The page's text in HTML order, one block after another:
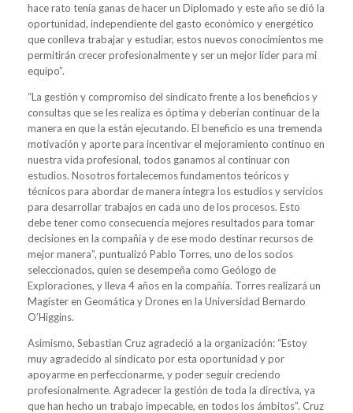
hace rato tenía ganas de hacer un Diplomado y este año se dió la
oportunidad, independiente del gasto económico y energético
que conlleva trabajar y estudiar, estos nuevos conocimientos me
permitirán crecer profesionalmente y ser un mejor líder para mi
equipo”.
“La gestión y compromiso del sindicato frente a los beneficios y
consultas que se les realiza es óptima y deberían continuar de la
manera en que la están ejecutando. El beneficio es una tremenda
motivación y aporte para incentivar el mejoramiento continuo en
nuestra vida profesional, todos ganamos al continuar con
estudios. Nosotros fortalecemos fundamentos teóricos y
técnicos para abordar de manera íntegra los estudios y servicios
para desarrollar trabajos en cada uno de los procesos. Esto
debe tener como consecuencia mejores resultados para tomar
decisiones en la compañía y de ese modo destinar recursos de
mejor manera”, puntualizó Pablo Torres, uno de los socios
seleccionados, quien se desempeña como Geólogo de
Exploraciones, y lleva 4 años en la compañía. Torres realizará un
Magíster en Geomática y Drones en la Universidad Bernardo
O’Higgins.
Asimismo, Sebastian Cruz agradeció a la organización: “Estoy
muy agradecido al sindicato por esta oportunidad y por
apoyarme en perfeccionarme, y poder seguir creciendo
profesionalmente. Agradecer la gestión de toda la directiva, ya
que han hecho un trabajo impecable, en todos los ámbitos”. Cruz